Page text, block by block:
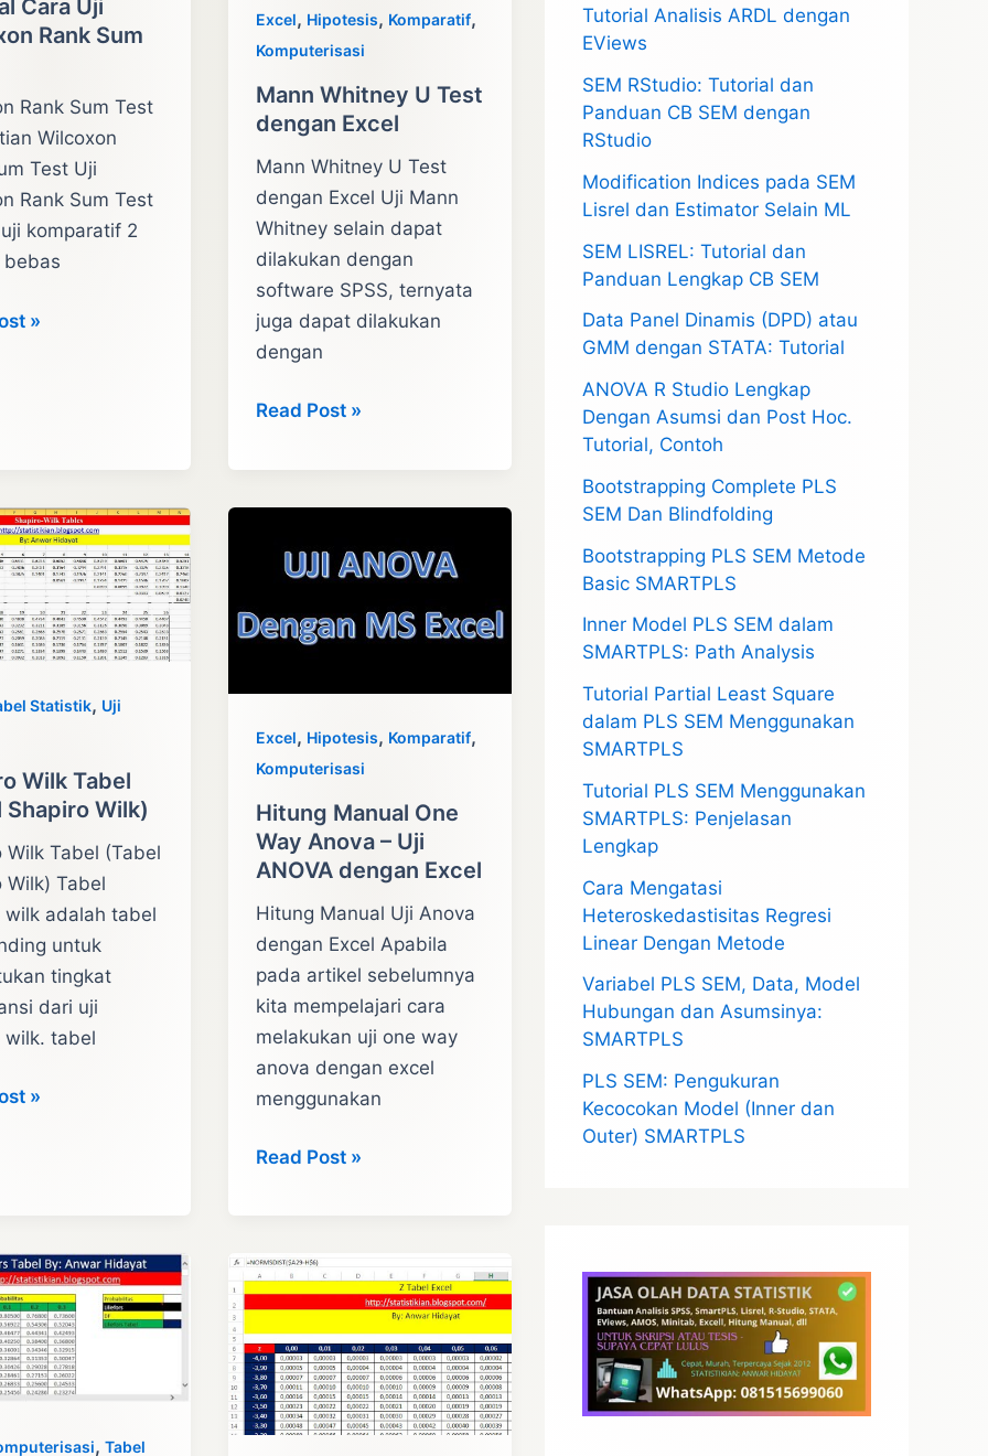
Cara Uji
Rank Sum
Rank Sum Test
Wilcoxon
Test Uji
Rank Sum Test
komparatif 2
bebas
»
Excel, Hipotesis, Komparatif,
Komputerisasi
Mann Whitney U Test
dengan Excel
Mann Whitney U Test
dengan Excel Uji Mann
Whitney selain dapat
dilakukan dengan
software SPSS, ternyata
juga dapat dilakukan
dengan
Mann
U
Test
Excel
Read Post »
Statistik, Uji
Wilk Tabel
Shapiro Wilk)
Wilk Tabel (Tabel
Wilk) Tabel
wilk adalah tabel
untuk
tingkat
dari uji
wilk. tabel
»
Excel, Hipotesis, Komparatif,
Komputerisasi
Hitung Manual One
Way Anova – Uji
ANOVA dengan Excel
Hitung Manual Uji Anova
dengan Excel Apabila
pada artikel sebelumnya
kita mempelajari cara
melakukan uji one way
anova dengan excel
menggunakan
Hitung
Anova
–
Uji
ANOVA
dengan
Excel
Read Post »
, Tabel
Tutorial Analisis ARDL dengan
EViews
SEM RStudio: Tutorial dan
Panduan CB SEM dengan
RStudio
Modification Indices pada SEM
Lisrel dan Estimator Selain ML
SEM LISREL: Tutorial dan
Panduan Lengkap CB SEM
Data Panel Dinamis (DPD) atau
GMM dengan STATA: Tutorial
ANOVA R Studio Lengkap
Dengan Asumsi dan Post Hoc.
Tutorial, Contoh
Bootstrapping Complete PLS
SEM Dan Blindfolding
Bootstrapping PLS SEM Metode
Basic SMARTPLS
Inner Model PLS SEM dalam
SMARTPLS: Path Analysis
Tutorial Partial Least Square
dalam PLS SEM Menggunakan
SMARTPLS
Tutorial PLS SEM Menggunakan
SMARTPLS: Penjelasan
Lengkap
Cara Mengatasi
Heteroskedastisitas Regresi
Linear Dengan Metode
Variabel PLS SEM, Data, Model
Hubungan dan Asumsinya:
SMARTPLS
PLS SEM: Pengukuran
Kecocokan Model (Inner dan
Outer) SMARTPLS